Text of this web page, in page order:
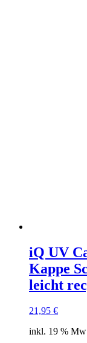
iQ UV
Kappe
leicht
21,95 €
inkl. 19 %